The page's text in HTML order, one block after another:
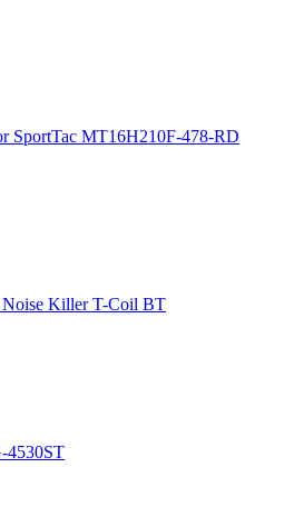
SportTac MT16H210F-478-RD
Killer T-Coil BT
4530ST